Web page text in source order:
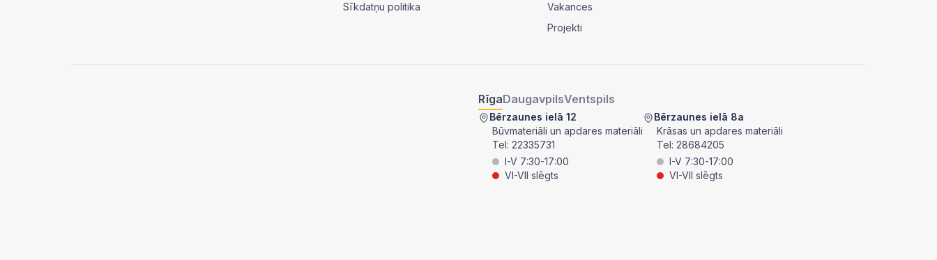
Sīkdatņu politika
Vakances
Projekti
RīgaDaugavpilsVentspils
Bērzaunes ielā 12
Būvmateriāli un apdares materiāli
Tel: 22335731
I-V 7:30-17:00
VI-VII slēgts
Bērzaunes ielā 8a
Krāsas un apdares materiāli
Tel: 28684205
I-V 7:30-17:00
VI-VII slēgts